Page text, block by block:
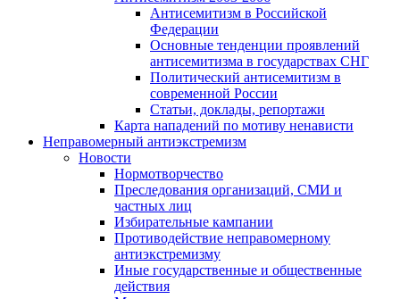
Антисемитизм в Российской
Федерации
Основные тенденции проявлений
антисемитизма в государствах СНГ
Политический антисемитизм в
современной России
Статьи, доклады, репортажи
Карта нападений по мотиву ненависти
Неправомерный антиэкстремизм
Новости
Нормотворчество
Преследования организаций, СМИ и
частных лиц
Избирательные кампании
Противодействие неправомерному
антиэкстремизму
Иные государственные и общественные
действия